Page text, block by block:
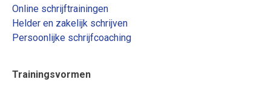
Online schrijftrainingen
Helder en zakelijk schrijven
Persoonlijke schrijfcoaching
Trainingsvormen